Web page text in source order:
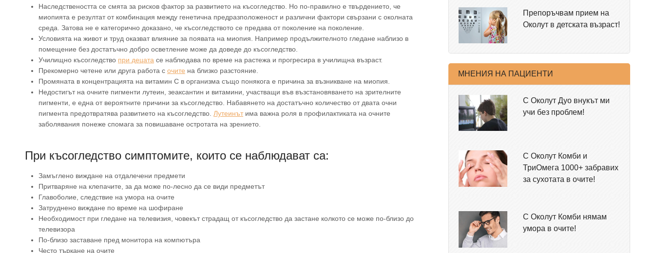
Наследствеността се смята за рисков фактор за развитието на късогледство. Но по-правилно е твърдението, че
миопията е резултат от комбинация между генетична предразположеност и различни фактори свързани с околната
среда. Затова не е категорично доказано, че късогледството се предава от поколение на поколение.
Условията на живот и труд оказват влияние за появата на миопия. Например продължителното гледане наблизо в
помещение без достатъчно добро осветление може да доведе до късогледство.
Училищно късогледство при децата се наблюдава по време на растежа и прогресира в училищна възраст.
Прекомерно четене или друга работа с очите на близко разстояние.
Промяната в концентрацията на витамин С в организма също понякога е причина за възникване на миопия.
Недостигът на очните пигменти лутеин, зеаксантин и витамини, участващи във възстановяването на зрителните
пигменти, е една от вероятните причини за късогледство. Набавянето на достатъчно количество от двата очни
пигмента предотвратява развитието на късогледство. Лутеинътима важна роля в профилактиката на очните
заболявания понеже спомага за повишаване остротата на зрението.
При късогледство симптомите, които се наблюдават са:
Замъглено виждане на отдалечени предмети
Притваряне на клепачите, за да може по-лесно да се види предметът
Главоболие, следствие на умора на очите
Затруднено виждане по време на шофиране
Необходимост при гледане на телевизия, човекът страдащ от късогледство да застане колкото се може по-близо до
телевизора
По-близо заставане пред монитора на компютъра
Често търкане на очите
Препоръчвам прием на
Околут в детската възраст!
МНЕНИЯ НА ПАЦИЕНТИ
С Околут Дуо внукът ми
учи без проблем!
С Околут Комби и
ТриОмега 1000+ забравих
за сухотата в очите!
С Околут Комби нямам
умора в очите!